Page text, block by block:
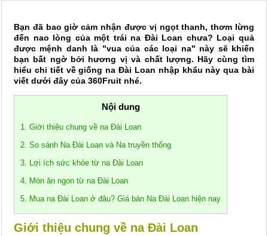
Bạn đã bao giờ cảm nhận được vị ngọt thanh, thơm lừng
đến nao lòng của một trái na Đài Loan chưa? Loại quả
được mệnh danh là "vua của các loại na" này sẽ khiến
bạn bất ngờ bởi hương vị và chất lượng. Hãy cùng tìm
hiểu chi tiết về giống na Đài Loan nhập khẩu này qua bài
viết dưới đây của 360Fruit nhé.
Nội dung
1. Giới thiệu chung về na Đài Loan
2. So sánh Na Đài Loan và Na truyền thống
3. Lợi ích sức khỏe từ na Đài Loan
4. Món ăn ngon từ na Đài Loan
5. Mua na Đài Loan ở đâu? Giá bán Na Đài Loan hiện nay
Giới thiệu chung về na Đài Loan